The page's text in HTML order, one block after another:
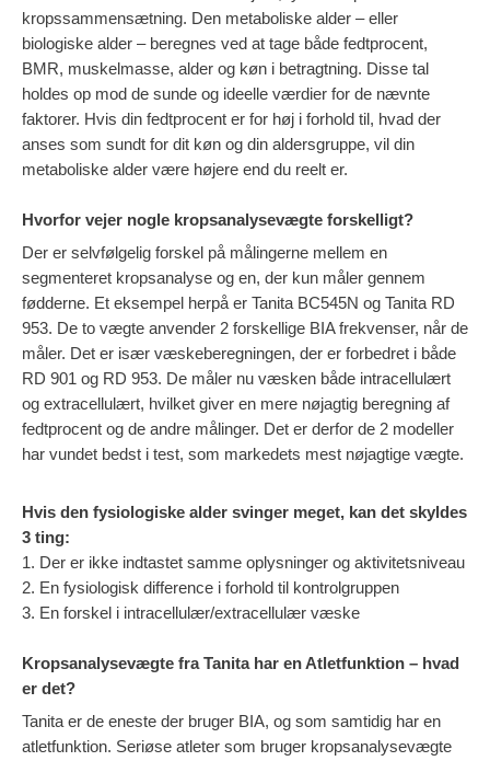
kropssammensætning. Den metaboliske alder – eller
biologiske alder – beregnes ved at tage både fedtprocent,
BMR, muskelmasse, alder og køn i betragtning. Disse tal
holdes op mod de sunde og ideelle værdier for de nævnte
faktorer. Hvis din fedtprocent er for høj i forhold til, hvad der
anses som sundt for dit køn og din aldersgruppe, vil din
metaboliske alder være højere end du reelt er.
Hvorfor vejer nogle kropsanalysevægte forskelligt?
Der er selvfølgelig forskel på målingerne mellem en
segmenteret kropsanalyse og en, der kun måler gennem
fødderne. Et eksempel herpå er Tanita BC545N og Tanita RD
953. De to vægte anvender 2 forskellige BIA frekvenser, når de
måler. Det er især væskeberegningen, der er forbedret i både
RD 901 og RD 953. De måler nu væsken både intracellulært
og extracellulært, hvilket giver en mere nøjagtig beregning af
fedtprocent og de andre målinger. Det er derfor de 2 modeller
har vundet bedst i test, som markedets mest nøjagtige vægte.
Hvis den fysiologiske alder svinger meget, kan det skyldes
3 ting:
1. Der er ikke indtastet samme oplysninger og aktivitetsniveau
2. En fysiologisk difference i forhold til kontrolgruppen
3. En forskel i intracellulær/extracellulær væske
Kropsanalysevægte fra Tanita har en Atletfunktion – hvad
er det?
Tanita er de eneste der bruger BIA, og som samtidig har en
atletfunktion. Seriøse atleter som bruger kropsanalysevægte